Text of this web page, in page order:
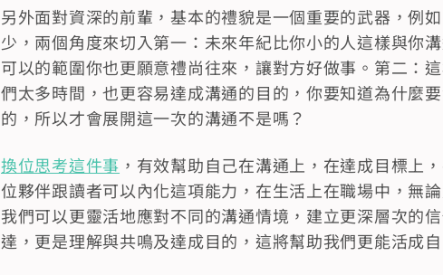
另外面對資深的前輩，基本的禮貌是一個重要的武器，例
少，兩個角度來切入第一：未來年紀比你小的人這樣與你
可以的範圍你也更願意禮尚往來，讓對方好做事。第二：
們太多時間，也更容易達成溝通的目的，你要知道為什麼
的，所以才會展開這一次的溝通不是嗎？
換位思考這件事 ，有效幫助自己在溝通上，在達成目標上
位夥伴跟讀者可以內化這項能力，在生活上在職場中，無
我們可以更靈活地應對不同的溝通情境，建立更深層次的
達，更是理解與共鳴及達成目的，這將幫助我們更能活成